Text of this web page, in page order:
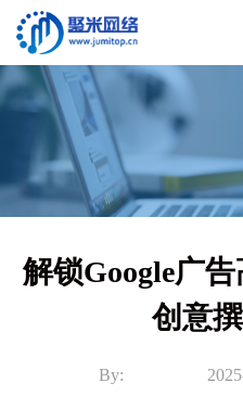
解锁Google广
创意
By: